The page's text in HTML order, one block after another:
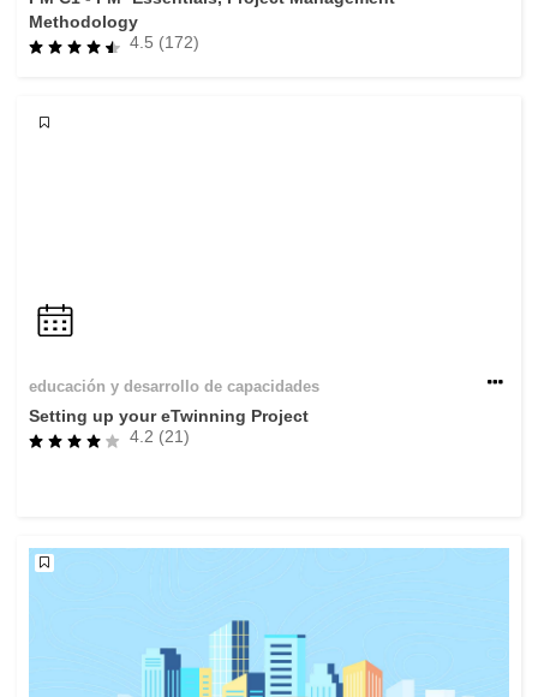
Methodology
4.5 (172)
educación y desarrollo de capacidades
Setting up your eTwinning Project
4.2 (21)